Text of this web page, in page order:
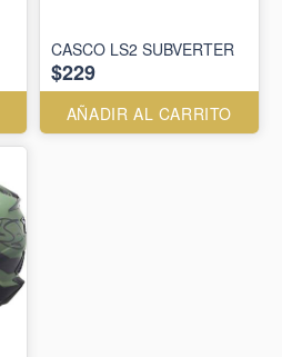
CASCO LS2 SUBVERTER
$229
AÑADIR AL CARRITO